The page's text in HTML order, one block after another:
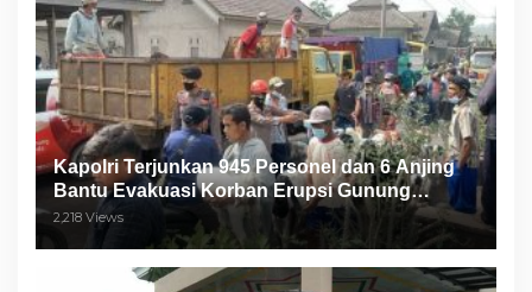
Kapolri Terjunkan 945 Personel dan 6 Anjing
Bantu Evakuasi Korban Erupsi Gunung
Semeru
2,218 Views